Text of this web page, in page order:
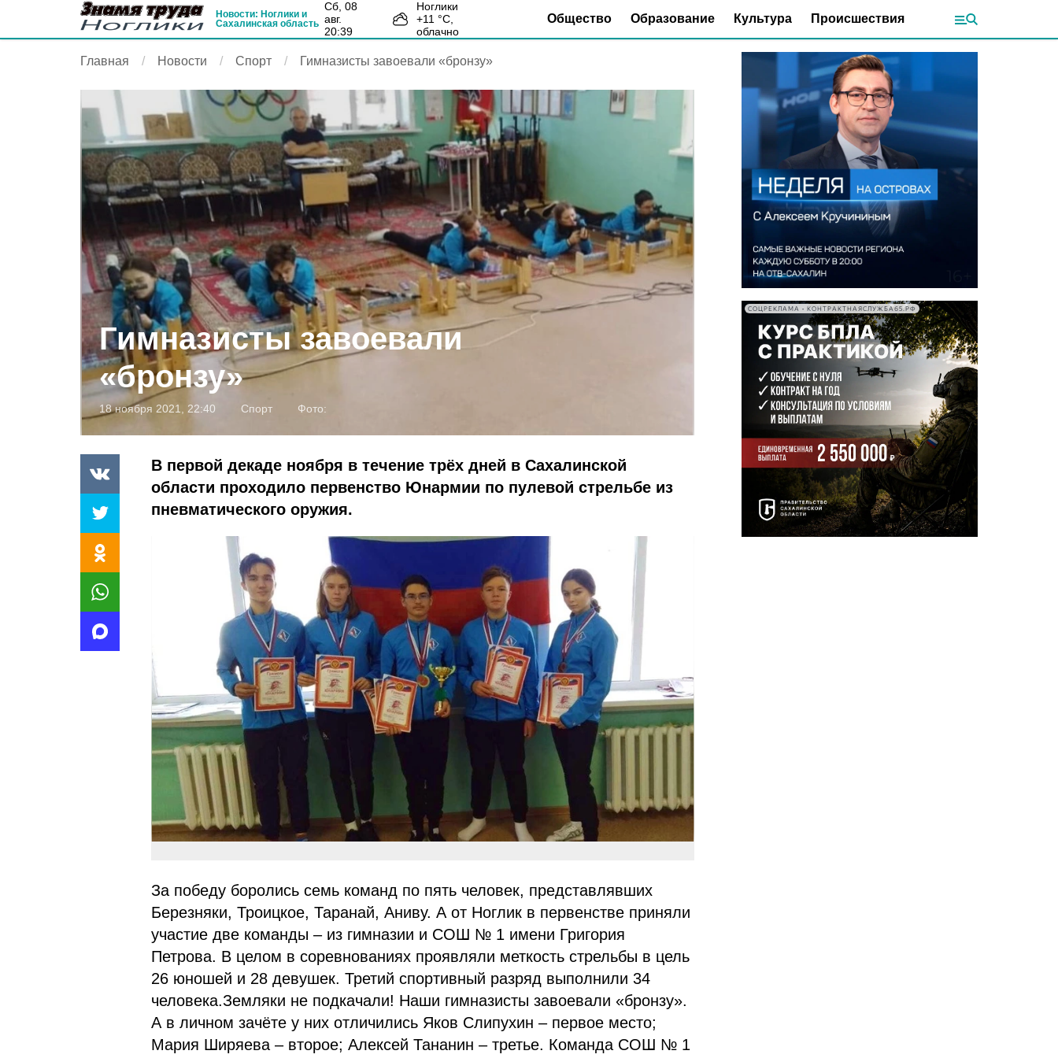
Новости: Ноглики и
Сахалинская область
сб, 08
авг.
20:39
Ноглики
+11 °С,
облачно
Общество Образование Культура Происшествия
Главная Новости Спорт Гимназисты завоевали «бронзу»
Гимназисты завоевали
«бронзу»
18 ноября 2021, 22:40 Спорт Фото:
В первой декаде ноября в течение трёх дней в Сахалинской
области проходило первенство Юнармии по пулевой стрельбе из
пневматического оружия.
За победу боролись семь команд по пять человек, представлявших
Березняки, Троицкое, Таранай, Аниву. А от Ноглик в первенстве приняли
участие две команды – из гимназии и СОШ № 1 имени Григория
Петрова. В целом в соревнованиях проявляли меткость стрельбы в цель
26 юношей и 28 девушек. Третий спортивный разряд выполнили 34
человека.Земляки не подкачали! Наши гимназисты завоевали «бронзу».
А в личном зачёте у них отличились Яков Слипухин – первое место;
Мария Ширяева – второе; Алексей Тананин – третье. Команда СОШ № 1
СОЦРЕКЛАМА • КОНТРАКТНАЯСЛУЖБА65.РФ